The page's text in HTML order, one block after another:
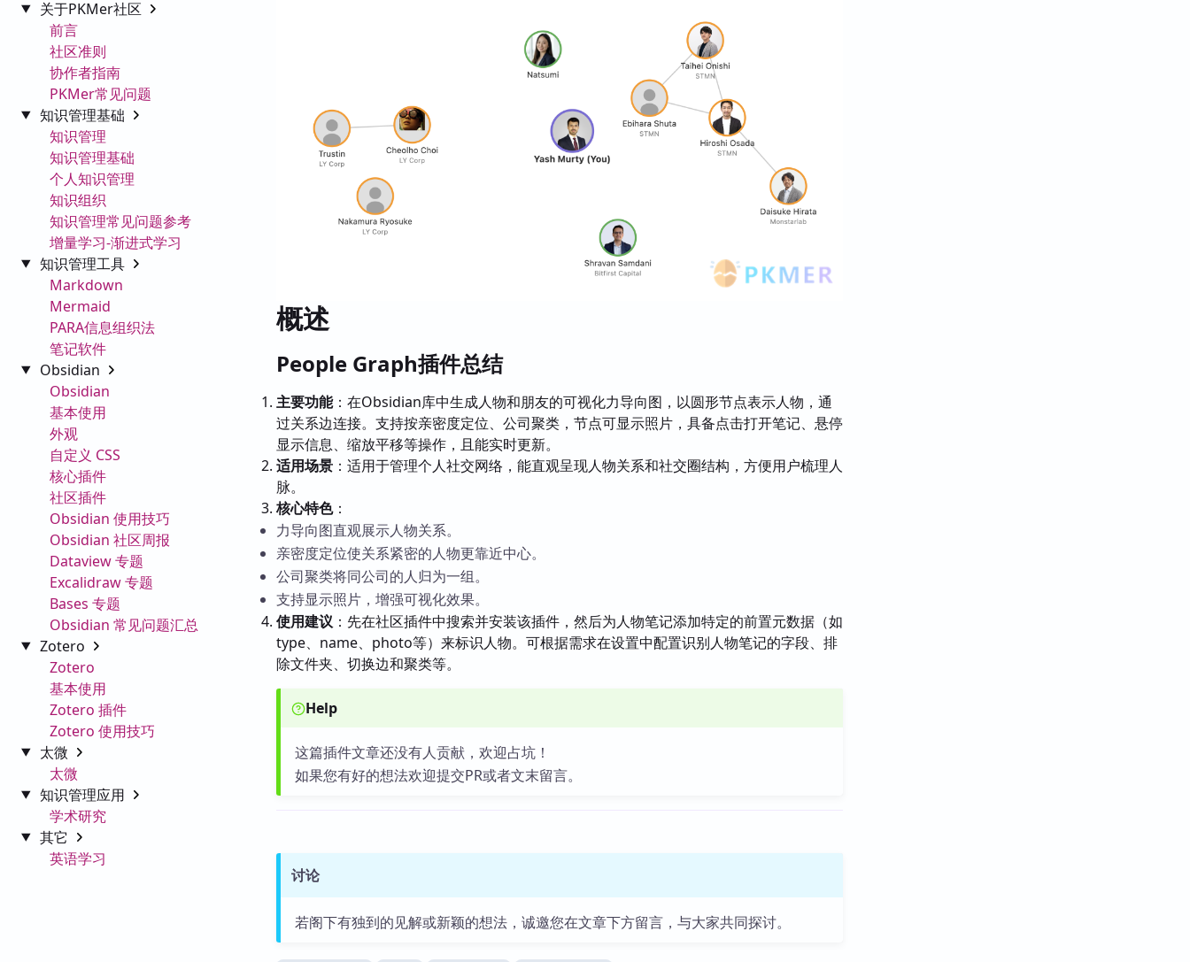
关于PKMer社区
前言
社区准则
协作者指南
PKMer常见问题
知识管理基础
知识管理
知识管理基础
个人知识管理
知识组织
知识管理常见问题参考
增量学习-渐进式学习
知识管理工具
Markdown
Mermaid
PARA信息组织法
笔记软件
Obsidian
Obsidian
基本使用
外观
自定义 CSS
核心插件
社区插件
Obsidian 使用技巧
Obsidian 社区周报
Dataview 专题
Excalidraw 专题
Bases 专题
Obsidian 常见问题汇总
Zotero
Zotero
基本使用
Zotero 插件
Zotero 使用技巧
太微
太微
知识管理应用
学术研究
其它
英语学习
概述
People Graph插件总结
主要功能：在Obsidian库中生成人物和朋友的可视化力导向图，以圆形节点表示人物，通
过关系边连接。支持按亲密度定位、公司聚类，节点可显示照片，具备点击打开笔记、悬停
显示信息、缩放平移等操作，且能实时更新。
适用场景 ：适用于管理个人社交网络，能直观呈现人物关系和社交圈结构，方便用户梳理人
脉。
核心特色：
力导向图直观展示人物关系。
亲密度定位使关系紧密的人物更靠近中心。
公司聚类将同公司的人归为一组。
支持显示照片，增强可视化效果。
使用建议 ：先在社区插件中搜索并安装该插件，然后为人物笔记添加特定的前置元数据（如
type、name、photo等）来标识人物。可根据需求在设置中配置识别人物笔记的字段、排
除文件夹、切换边和聚类等。
Help
这篇插件文章还没有人贡献，欢迎占坑！
如果您有好的想法欢迎提交PR或者文末留言。
讨论
若阁下有独到的见解或新颖的想法，诚邀您在文章下方留言，与大家共同探讨。